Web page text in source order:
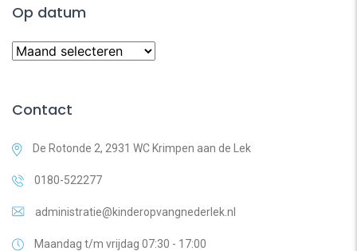
Op datum
Op
Contact
De Rotonde 2, 2931 WC Krimpen aan de Lek
0180-522277
administratie@kinderopvangnederlek.nl
Maandag t/m vrijdag 07:30 - 17:00